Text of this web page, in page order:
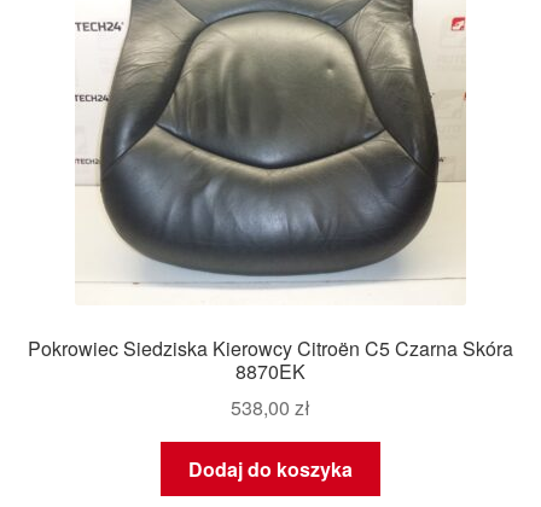
Pokrowiec Siedziska Kierowcy Citroën C5 Czarna Skóra
8870EK
538,00 zł
Dodaj do koszyka